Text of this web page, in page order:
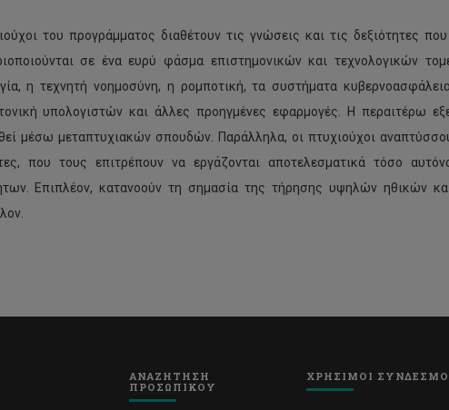
του προγράμματος διαθέτουν τις γνώσεις και τις δεξιότητες
σε ένα ευρύ φάσμα επιστημονικών και τεχνολογικών
η τεχνητή νοημοσύνη, η ρομποτική, τα συστήματα
υπολογιστών και άλλες προηγμένες εφαρμογές. Η περαιτέρω
μέσω μεταπτυχιακών σπουδών. Παράλληλα, οι πτυχιούχοι
που τους επιτρέπουν να εργάζονται αποτελεσματικά τόσο
Επιπλέον, κατανοούν τη σημασία της τήρησης υψηλών ηθικών
ΑΝΑΖΗΤΗΣΗ
ΠΡΟΣΩΠΙΚΟΥ
ΧΡΗΣΙΜΟΙ